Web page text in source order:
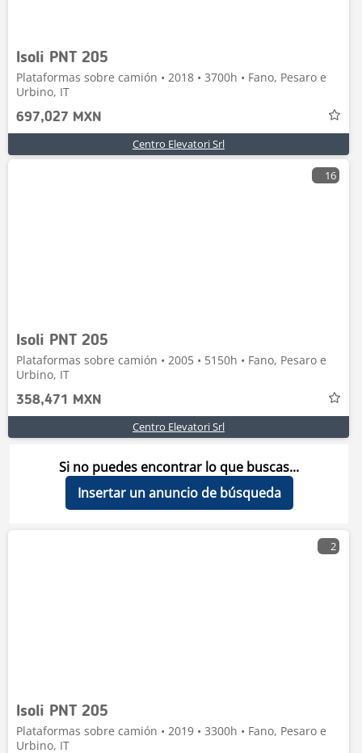
Isoli PNT 205
Plataformas sobre camión • 2018 • 3700h • Fano, Pesaro e
Urbino, IT
697,027 MXN
Centro Elevatori Srl
16
Isoli PNT 205
Plataformas sobre camión • 2005 • 5150h • Fano, Pesaro e
Urbino, IT
358,471 MXN
Centro Elevatori Srl
Si no puedes encontrar lo que buscas...
Insertar un anuncio de búsqueda
2
Isoli PNT 205
Plataformas sobre camión • 2019 • 3300h • Fano, Pesaro e
Urbino, IT